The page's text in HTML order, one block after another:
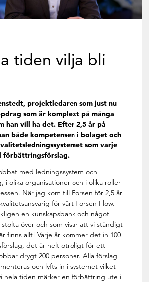
tiden vilja bli
projektledaren som just nu
som är komplext på många
han vill ha det. Efter 2,5 år på
både kompetensen i bolaget och
som varje
förbättringsförslag.
med ledningssystem och
i olika organisationer och i olika roller
När jag kom till Forsen för 2,5 år
för vårt Forsen Flow.
en kunskapsbank och något
stolta över och som visar att vi ständigt
finns allt! Varje år kommer det in 100
det är helt otroligt för ett
drygt 200 personer. Alla förslag
och lyfts in i systemet vilket
hela tiden märker en förbättring ute i